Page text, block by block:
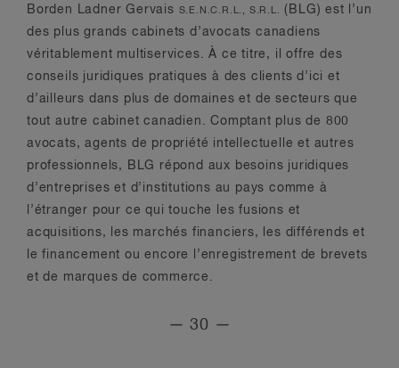
Borden Ladner Gervais S.E.N.C.R.L., S.R.L. (BLG) est l’un
des plus grands cabinets d’avocats canadiens
véritablement multiservices. À ce titre, il offre des
conseils juridiques pratiques à des clients d’ici et
d’ailleurs dans plus de domaines et de secteurs que
tout autre cabinet canadien. Comptant plus de 800
avocats, agents de propriété intellectuelle et autres
professionnels, BLG répond aux besoins juridiques
d’entreprises et d’institutions au pays comme à
l’étranger pour ce qui touche les fusions et
acquisitions, les marchés financiers, les différends et
le financement ou encore l’enregistrement de brevets
et de marques de commerce.
— 30 —